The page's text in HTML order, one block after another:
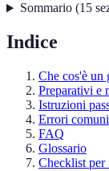
Sommario(15
Indice
Che cos'è un
Preparativi e
Istruzioni
Errori
FAQ
Glossario
Checklist